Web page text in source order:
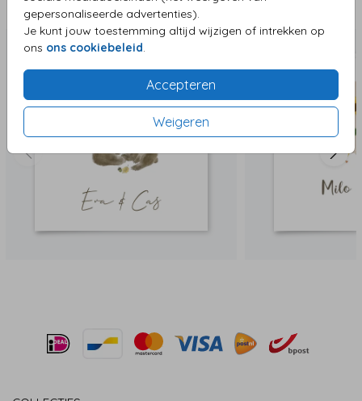
gepersonaliseerde advertenties).
Je kunt jouw toestemming altijd wijzigen of intrekken op
ons ons cookiebeleid.
Accepteren
Weigeren
Aanbevolen